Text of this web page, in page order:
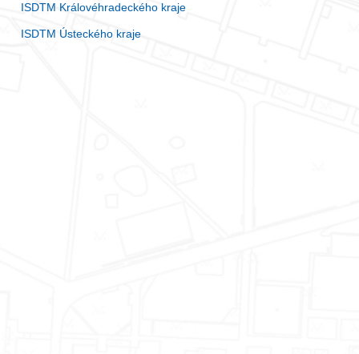
ISDTM Královéhradeckého kraje
ISDTM Ústeckého kraje